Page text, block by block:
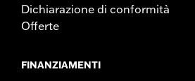
Dichiarazione di conformità
Offerte
FINANZIAMENTI